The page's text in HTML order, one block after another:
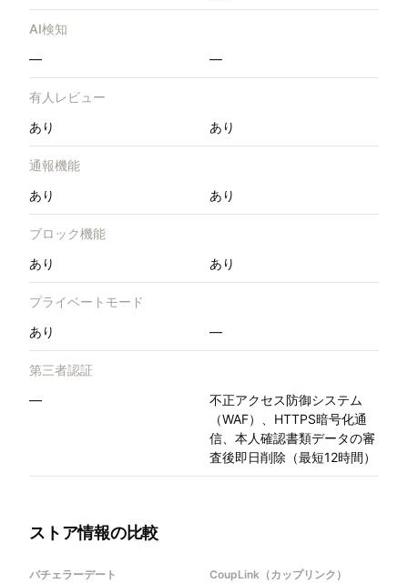
AI検知
—
—
有人レビュー
あり
あり
通報機能
あり
あり
ブロック機能
あり
あり
プライベートモード
あり
—
第三者認証
—
不正アクセス防御システム
（WAF）、HTTPS暗号化通
信、本人確認書類データの審
査後即日削除（最短12時間）
ストア情報の比較
バチェラーデート CoupLink（カップリンク）